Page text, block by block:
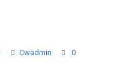
Cwadmin 0